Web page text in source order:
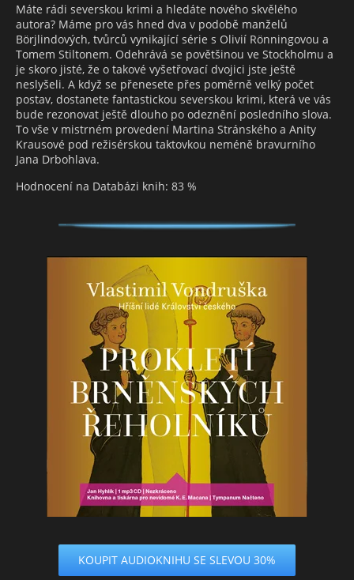
Máte rádi severskou krimi a hledáte nového skvělého
autora? Máme pro vás hned dva v podobě manželů
Börjlindových, tvůrců vynikající série s Olivií Rönningovou a
Tomem Stiltonem. Odehrává se povětšinou ve Stockholmu a
je skoro jisté, že o takové vyšetřovací dvojici jste ještě
neslyšeli. A když se přenesete přes poměrně velký počet
postav, dostanete fantastickou severskou krimi, která ve vás
bude rezonovat ještě dlouho po odeznění posledního slova.
To vše v mistrném provedení Martina Stránského a Anity
Krausové pod režisérskou taktovkou neméně bravurního
Jana Drbohlava.
Hodnocení na Databázi knih: 83 %
KOUPIT AUDIOKNIHU SE SLEVOU 30%